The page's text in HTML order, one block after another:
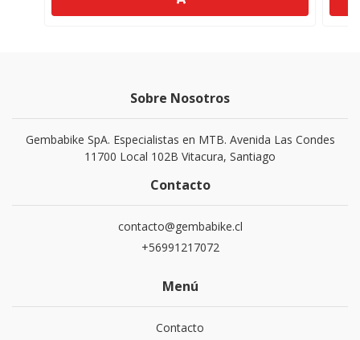
Sobre Nosotros
Gembabike SpA. Especialistas en MTB. Avenida Las Condes
11700 Local 102B Vitacura, Santiago
Contacto
contacto@gembabike.cl
+56991217072
Menú
Contacto